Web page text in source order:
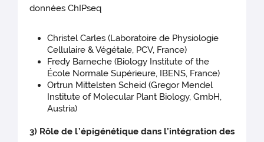
données ChIPseq
Christel Carles (Laboratoire de Physiologie
Cellulaire & Végétale, PCV, France)
Fredy Barneche (Biology Institute of the
École Normale Supérieure, IBENS, France)
Ortrun Mittelsten Scheid (Gregor Mendel
Institute of Molecular Plant Biology, GmbH,
Austria)
3) Rôle de l’épigénétique dans l’intégration des